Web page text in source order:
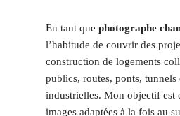
En tant que photographe
l’habitude de couvrir des
construction de logements
publics, routes, ponts, tunnels
industrielles. Mon objectif est
images adaptées à la fois au